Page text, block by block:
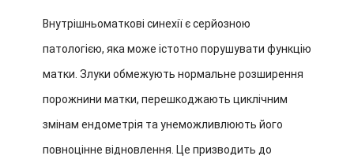
Внутрішньоматкові синехії є серйозною
патологією, яка може істотно порушувати функцію
матки. Злуки обмежують нормальне розширення
порожнини матки, перешкоджають циклічним
змінам ендометрія та унеможливлюють його
повноцінне відновлення. Це призводить до